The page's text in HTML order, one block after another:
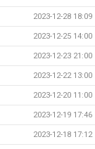
2023-12-28 18:09
2023-12-25 14:00
2023-12-23 21:00
2023-12-22 13:00
2023-12-20 11:00
2023-12-19 17:46
2023-12-18 17:12